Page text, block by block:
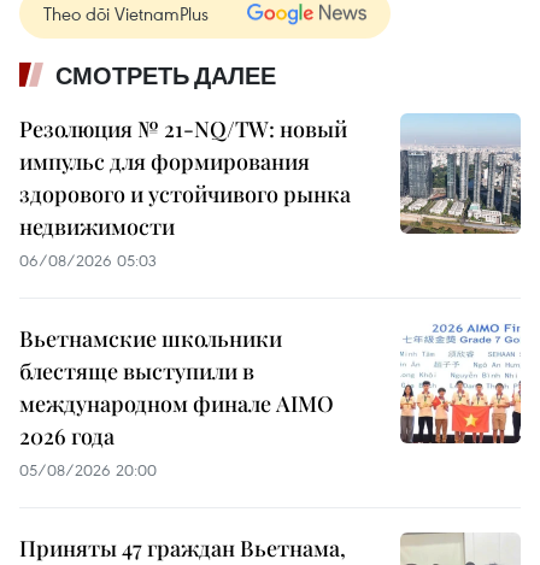
Theo dõi VietnamPlus
СМОТРЕТЬ ДАЛЕЕ
Резолюция № 21-NQ/TW: новый
импульс для формирования
здорового и устойчивого рынка
недвижимости
06/08/2026 05:03
Вьетнамские школьники
блестяще выступили в
международном финале AIMO
2026 года
05/08/2026 20:00
Приняты 47 граждан Вьетнама,